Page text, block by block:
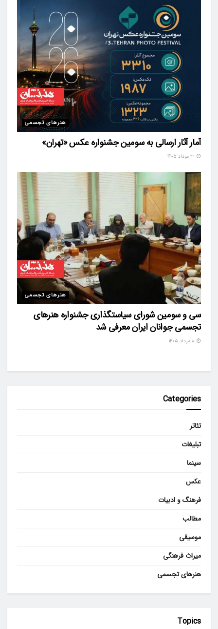
هنرهای تجسمی
آمار آثار ارسالی به سومین جشنواره عکس «تهران»
هنرهای تجسمی
سی و سومین شورای سیاستگذاری جشنواره هنرهای
تجسمی جوانان ایران معرفی شد
Categories
تئاتر
تبلیغات
سینما
عکس
فرهنگ و ادبیات
مطالب
موسیقی
میراث فرهنگی
هنرهای تجسمی
Topics